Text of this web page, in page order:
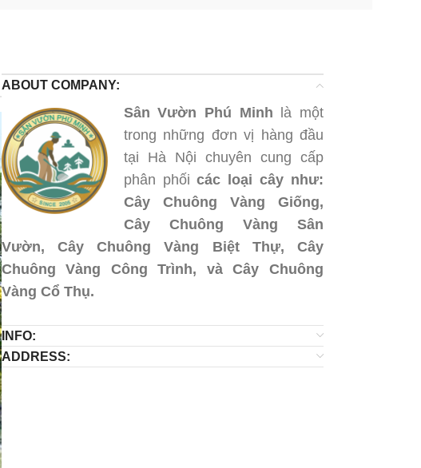
ABOUT COMPANY:
Sân Vườn Phú Minh là một
trong những đơn vị hàng đầu
tại Hà Nội chuyên cung cấp
phân phốicác loại cây như:
Cây Chuông Vàng Giống,
Cây Chuông Vàng Sân
Vườn, Cây Chuông Vàng Biệt Thự, Cây
Chuông Vàng Công Trình, và Cây Chuông
Vàng Cổ Thụ.
INFO:
ADDRESS: